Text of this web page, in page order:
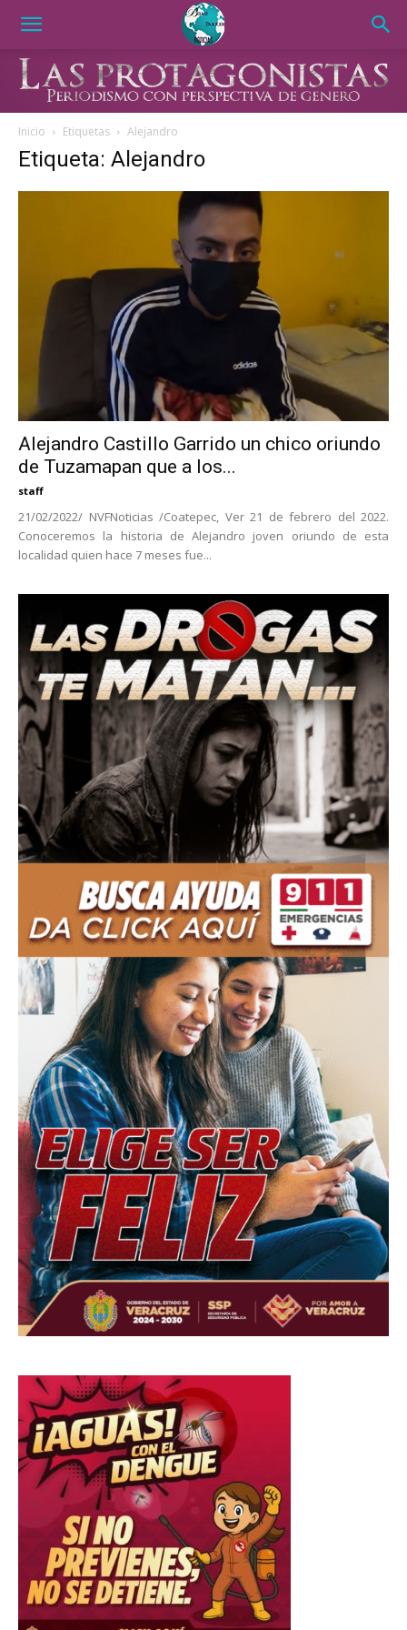
Inicio Etiquetas Alejandro
Etiqueta: Alejandro
Alejandro Castillo Garrido un chico oriundo
de Tuzamapan que a los...
staff
21/02/2022/ NVFNoticias /Coatepec, Ver 21 de febrero del 2022.
Conoceremos la historia de Alejandro joven oriundo de esta
localidad quien hace 7 meses fue...